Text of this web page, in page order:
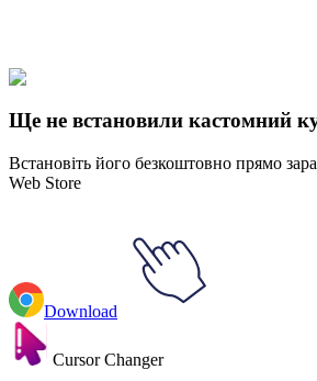
Explore All Collections
Ще не встановили кастомний
Встановіть його безкоштовно прямо
Web Store
Download
Cursor Changer